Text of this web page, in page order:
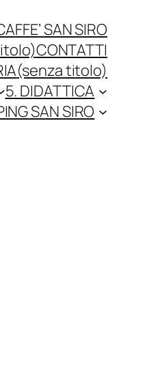
SAN SIRO
CONTATTI
(senza titolo)
5. DIDATTICA
SAN SIRO